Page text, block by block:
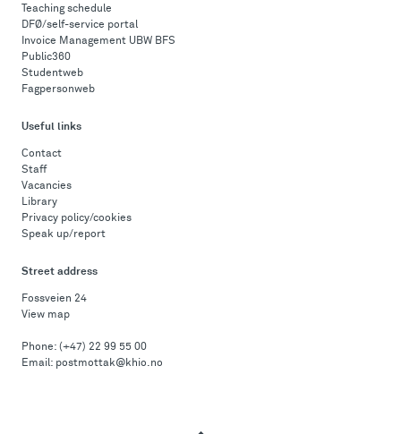
Teaching schedule
DFØ/self-service portal
Invoice Management UBW BFS
Public360
Studentweb
Fagpersonweb
Useful links
Contact
Staff
Vacancies
Library
Privacy policy/cookies
Speak up/report
Street address
Fossveien 24
View map
Phone: (+47) 22 99 55 00
Email: postmottak@khio.no